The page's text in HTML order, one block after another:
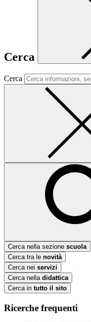
Cerca
Cerca
Cerca nella sezione scuola
Cerca tra le novità
Cerca nei servizi
Cerca nella didattica
Cerca in tutto il sito
Ricerche frequenti